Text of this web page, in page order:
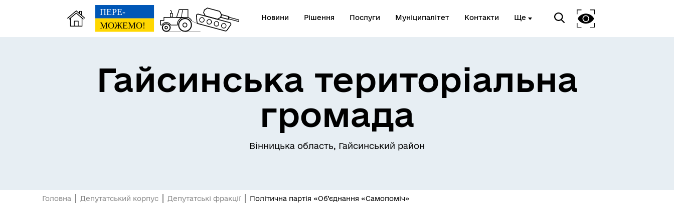
Новини Рішення Послуги Муніципалітет Контакти Ще
Публічна інформація
комунальних підприємств
Гайсинська територіальна
громада
Вінницька область, Гайсинський район
Головна Депутатський корпус Депутатські фракції Політична партія «Об’єднання «Самопоміч»